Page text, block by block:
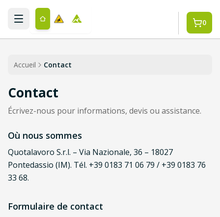
Aller au contenu principal
0
Accueil Contact
Contact
Écrivez-nous pour informations, devis ou assistance.
Où nous sommes
Quotalavoro S.r.l. – Via Nazionale, 36 – 18027
Pontedassio (IM). Tél. +39 0183 71 06 79 / +39 0183 76
33 68.
Formulaire de contact